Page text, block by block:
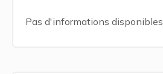
Pas d'informations disponibles